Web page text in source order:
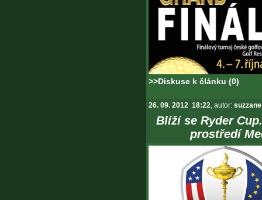
>>Diskuse k článku (0)
26. 09. 2012 18:22, autor: suzzane
Blíží se Ryder
prostředí